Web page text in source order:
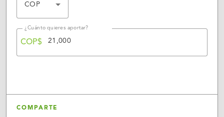
COP
¿Cuánto quieres aportar?
COP$
COMPARTE